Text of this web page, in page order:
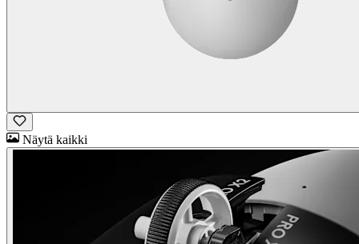
Näytä kaikki